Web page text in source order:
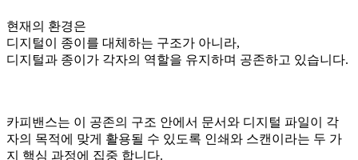
현재의 환경은
디지털이 종이를 대체하는 구조가 아니라,
디지털과 종이가 각자의 역할을 유지하며 공존하고 있습니다.
카피밴스는 이 공존의 구조 안에서 문서와 디지털 파일이 각
자의 목적에 맞게 활용될 수 있도록 인쇄와 스캔이라는 두 가
지 핵심 과정에 집중 합니다.